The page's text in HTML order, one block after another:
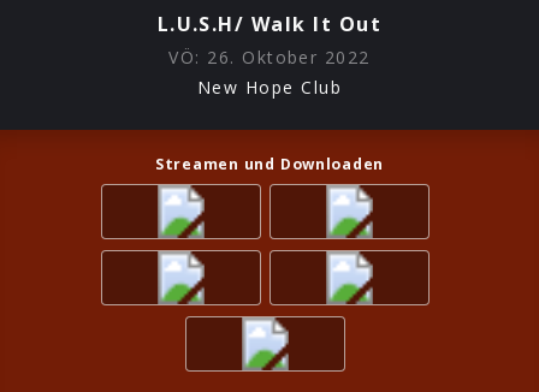
L.U.S.H/ Walk It Out
VÖ: 26. Oktober 2022
New Hope Club
Streamen und Downloaden